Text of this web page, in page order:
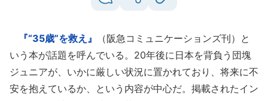
『“35歳”を救え』
（阪急コミュニケーションズ刊）と
いう本が話題を呼んでいる。20年後に日本を背負う団塊
ジュニアが、いかに厳しい状況に置かれており、将来に不
安を抱えているか、という内容が中心だ。掲載されたイン